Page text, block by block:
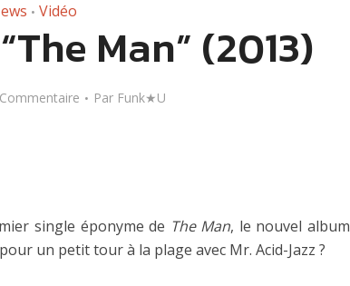
• Vidéo
Man” (2013)
Par Funk★U
single éponyme de The Man, le nouvel album
un petit tour à la plage avec Mr. Acid-Jazz ?